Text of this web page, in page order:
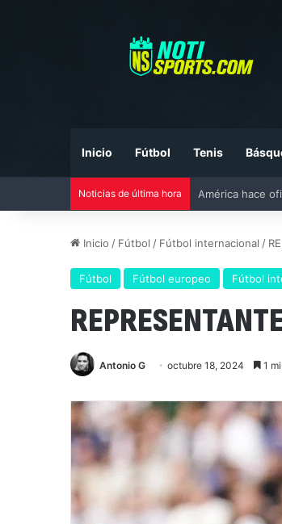
Inicio Fútbol Tenis
Noticias de última hora Liga MX vs
Inicio / Fútbol / Fútbol internacional /
Fútbol Fútbol europeo Fútbol
Antonio G octubre 18, 2024 1